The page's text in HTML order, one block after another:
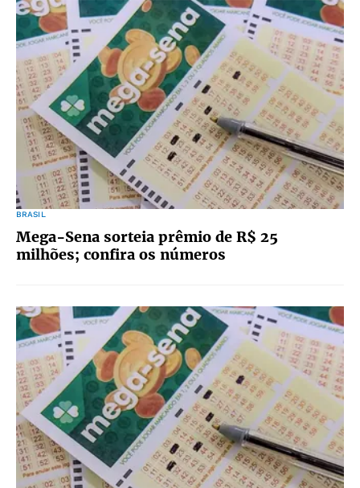
BRASIL
Mega-Sena sorteia prêmio de R$ 25
milhões; confira os números